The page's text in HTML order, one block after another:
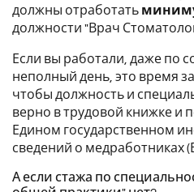
должны отработать
должности "Врач
Если вы работали, даже по
неполный день, это время
чтобы должность и
верно в трудовой книжке и
Едином государственном
сведений о медработниках
А если стажа по